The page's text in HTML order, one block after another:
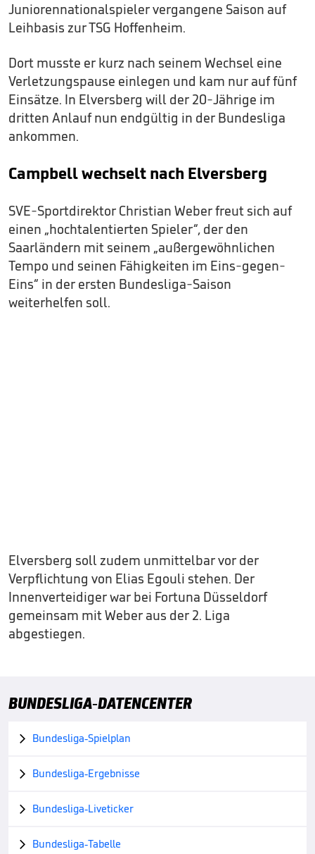
Juniorennationalspieler vergangene Saison auf
Leihbasis zur TSG Hoffenheim.
Dort musste er kurz nach seinem Wechsel eine
Verletzungspause einlegen und kam nur auf fünf
Einsätze. In Elversberg will der 20-Jährige im
dritten Anlauf nun endgültig in der Bundesliga
ankommen.
Campbell wechselt nach Elversberg
SVE-Sportdirektor Christian Weber freut sich auf
einen „hochtalentierten Spieler“, der den
Saarländern mit seinem „außergewöhnlichen
Tempo und seinen Fähigkeiten im Eins-gegen-
Eins“ in der ersten Bundesliga-Saison
weiterhelfen soll.
Elversberg soll zudem unmittelbar vor der
Verpflichtung von Elias Egouli stehen. Der
Innenverteidiger war bei Fortuna Düsseldorf
gemeinsam mit Weber aus der 2. Liga
abgestiegen.
BUNDESLIGA-DATENCENTER
 Bundesliga-Spielplan
 Bundesliga-Ergebnisse
 Bundesliga-Liveticker
 Bundesliga-Tabelle